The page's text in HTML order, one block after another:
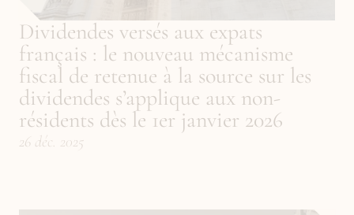
Dividendes versés aux expats
français : le nouveau mécanisme
fiscal de retenue à la source sur les
dividendes s’applique aux non-
résidents dès le 1er janvier 2026
26 déc. 2025